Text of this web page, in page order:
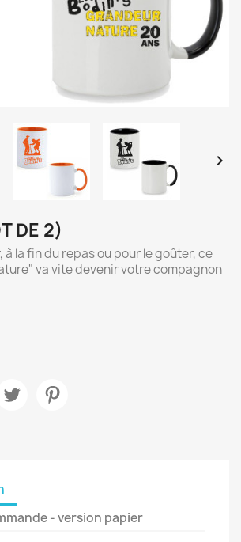

DE 2)
la fin du repas ou pour le goûter, ce
va vite devenir votre compagnon
- version papier